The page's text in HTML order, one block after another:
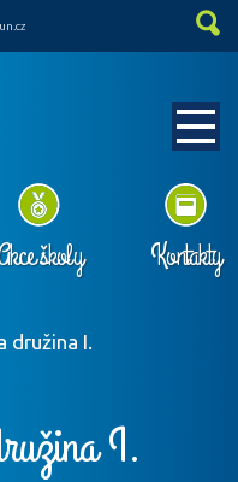
školy Kontakty
družina I.
I.